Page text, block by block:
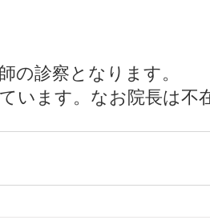
の診察となります。
います。なお院長は不